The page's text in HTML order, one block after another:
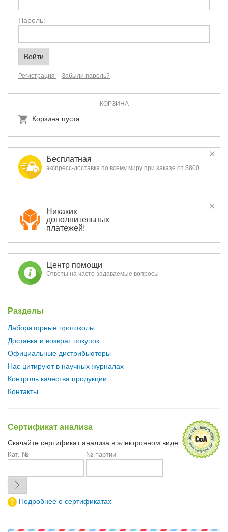
Пароль:
Регистрация Забыли пароль?
КОРЗИНА
Корзина пуста
Бесплатная
экспресс-доставка по всему миру при заказе от $800
Никаких
дополнительных
платежей!
Центр помощи
Ответы на часто задаваемые вопросы
Разделы
Лабораторные протоколы
Доставка и возврат покупок
Официальные дистрибьюторы
Нас цитируют в научных журналах
Контроль качества продукции
Контакты
Сертификат анализа
Скачайте сертификат анализа в электронном виде:
Кат. № № партии
Подробнее о сертификатах